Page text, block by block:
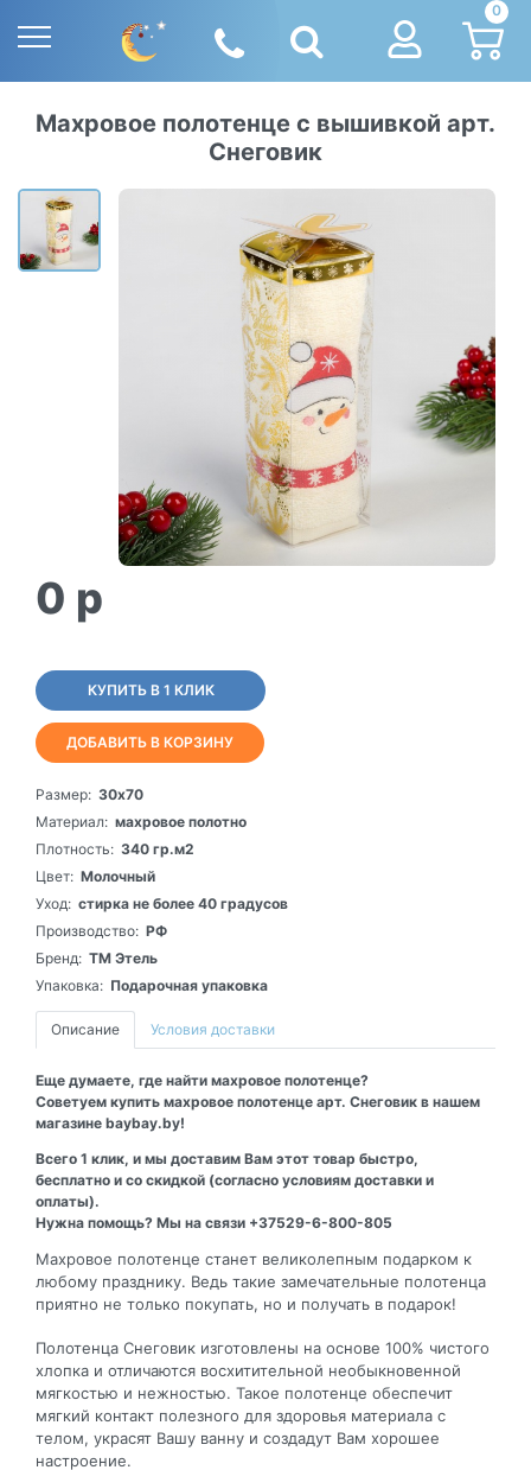
0
Махровое полотенце с вышивкой арт.
Снеговик
0 p
КУПИТЬ В 1 КЛИК
ДОБАВИТЬ В КОРЗИНУ
Размер: 30х70
Материал: махровое полотно
Плотность: 340 гр.м2
Цвет: Молочный
Уход: стирка не более 40 градусов
Производство: РФ
Бренд: ТМ Этель
Упаковка: Подарочная упаковка
Описание Условия доставки
Еще думаете, где найти махровое полотенце?
Советуем купить махровое полотенце арт. Снеговик в нашем
магазине baybay.by!
Всего 1 клик, и мы доставим Вам этот товар быстро,
бесплатно и со скидкой (согласно условиям доставки и
оплаты).
Нужна помощь? Мы на связи +37529-6-800-805
Махровое полотенце станет великолепным подарком к
любому празднику. Ведь такие замечательные полотенца
приятно не только покупать, но и получать в подарок!
Полотенца Снеговик изготовлены на основе 100% чистого
хлопка и отличаются восхитительной необыкновенной
мягкостью и нежностью. Такое полотенце обеспечит
мягкий контакт полезного для здоровья материала с
телом, украсят Вашу ванну и создадут Вам хорошее
настроение.